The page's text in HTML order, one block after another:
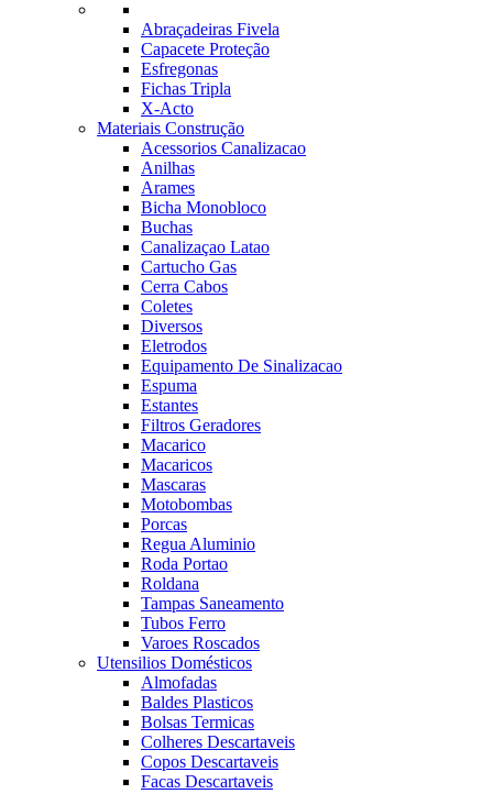
Abraçadeiras Fivela
Capacete Proteção
Esfregonas
Fichas Tripla
X-Acto
Materiais Construção
Acessorios Canalizacao
Anilhas
Arames
Bicha Monobloco
Buchas
Canalizaçao Latao
Cartucho Gas
Cerra Cabos
Coletes
Diversos
Eletrodos
Equipamento De Sinalizacao
Espuma
Estantes
Filtros Geradores
Macarico
Macaricos
Mascaras
Motobombas
Porcas
Regua Aluminio
Roda Portao
Roldana
Tampas Saneamento
Tubos Ferro
Varoes Roscados
Utensilios Domésticos
Almofadas
Baldes Plasticos
Bolsas Termicas
Colheres Descartaveis
Copos Descartaveis
Facas Descartaveis